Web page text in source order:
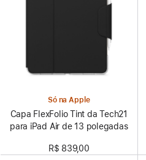
Só na Apple
Capa FlexFolio Tint da Tech21
para iPad Air de 13 polegadas
R$ 839,00